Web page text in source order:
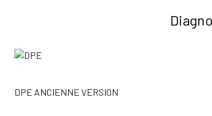
DPE ANCIENNE VERSION